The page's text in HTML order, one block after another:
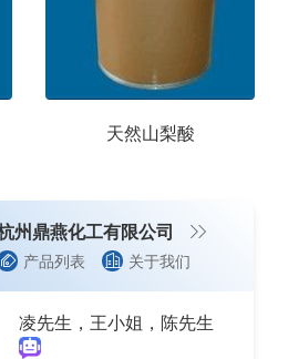
天然山梨酸
州鼎燕化工有限公司
产品列表 关于我们
凌先生，王小姐，陈先生